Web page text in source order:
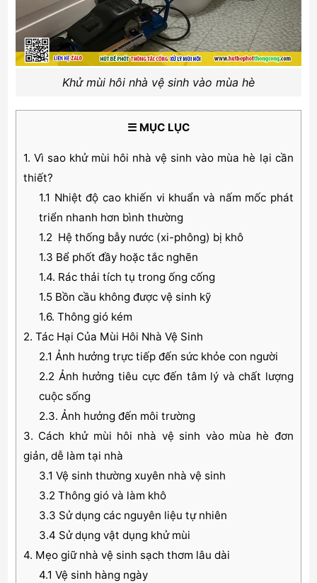
Khử mùi hôi nhà vệ sinh vào mùa hè
☰ MỤC LỤC
1. Vì sao khử mùi hôi nhà vệ sinh vào mùa hè lại cần
thiết?
1.1 Nhiệt độ cao khiến vi khuẩn và nấm mốc phát
triển nhanh hơn bình thường
1.2 Hệ thống bẫy nước (xi-phông) bị khô
1.3 Bể phốt đầy hoặc tắc nghẽn
1.4. Rác thải tích tụ trong ống cống
1.5 Bồn cầu không được vệ sinh kỹ
1.6. Thông gió kém
2. Tác Hại Của Mùi Hôi Nhà Vệ Sinh
2.1 Ảnh hưởng trực tiếp đến sức khỏe con người
2.2 Ảnh hưởng tiêu cực đến tâm lý và chất lượng
cuộc sống
2.3. Ảnh hưởng đến môi trường
3. Cách khử mùi hôi nhà vệ sinh vào mùa hè đơn
giản, dễ làm tại nhà
3.1 Vệ sinh thường xuyên nhà vệ sinh
3.2 Thông gió và làm khô
3.3 Sử dụng các nguyên liệu tự nhiên
3.4 Sử dụng vật dụng khử mùi
4. Mẹo giữ nhà vệ sinh sạch thơm lâu dài
4.1 Vệ sinh hàng ngày